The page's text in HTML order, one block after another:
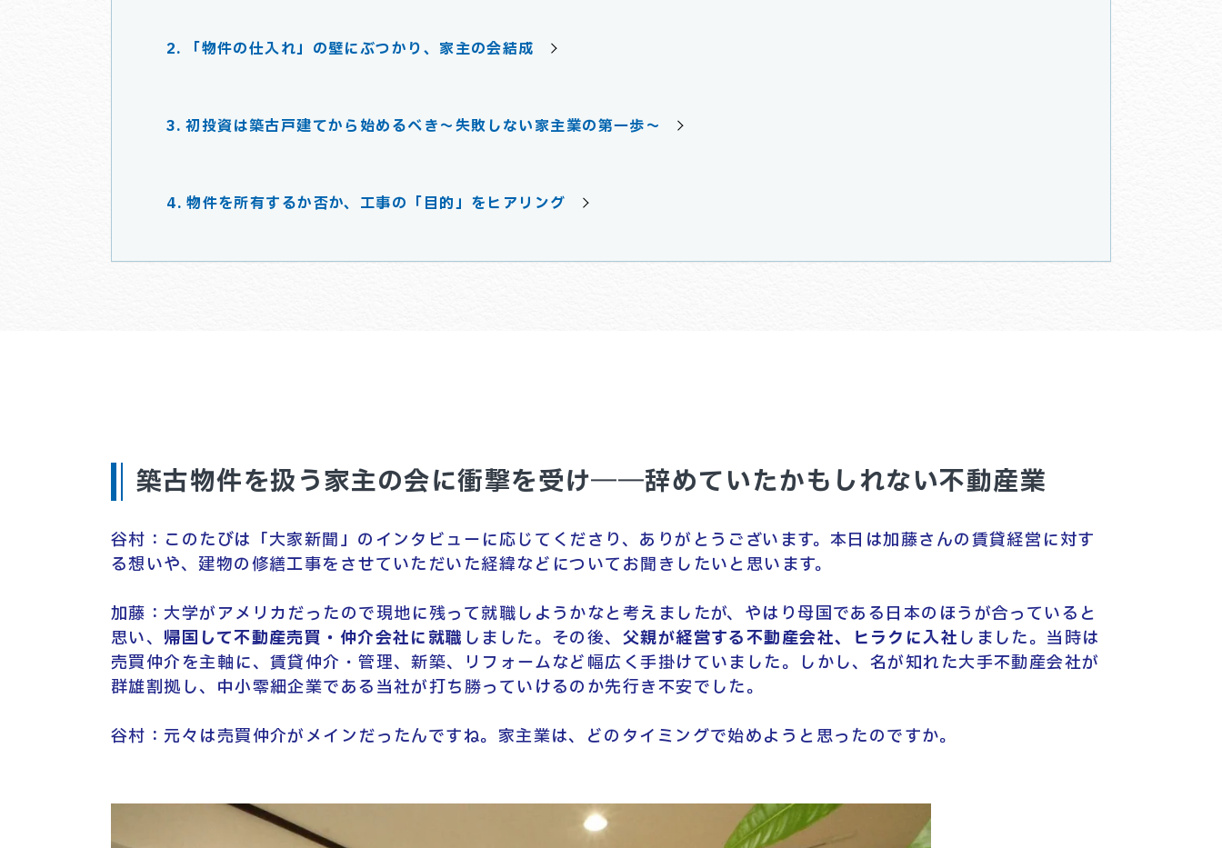
「物件の仕入れ」の壁にぶつかり、家主の会結成
初投資は築古戸建てから始めるべき～失敗しない家主業の第一歩～
物件を所有するか否か、工事の「目的」をヒアリング
築古物件を扱う家主の会に衝撃を受け――辞めていたかもしれない不動産業
谷村：このたびは「大家新聞」のインタビューに応じてくださり、ありがとうございます。本日は加藤さんの賃貸経営に対す
る想いや、建物の修繕工事をさせていただいた経緯などについてお聞きしたいと思います。
加藤：大学がアメリカだったので現地に残って就職しようかなと考えましたが、やはり母国である日本のほうが合っていると
思い、 帰国して不動産売買・仲介会社に就職 しました。その後、 父親が経営する不動産会社、ヒラクに入社しました。当時は
売買仲介を主軸に、賃貸仲介・管理、新築、リフォームなど幅広く手掛けていました。しかし、名が知れた大手不動産会社が
群雄割拠し、中小零細企業である当社が打ち勝っていけるのか先行き不安でした。
谷村：元々は売買仲介がメインだったんですね。家主業は、どのタイミングで始めようと思ったのですか。